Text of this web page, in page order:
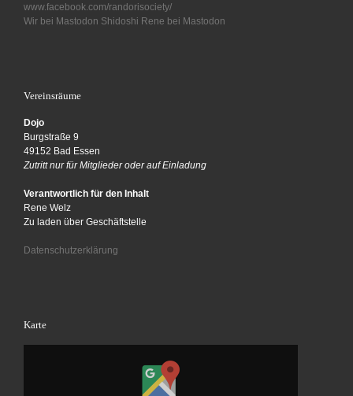
www.facebook.com/randorisociety/
Wir bei Mastodon Shidoshi Rene bei Mastodon
Vereinsräume
Dojo
Burgstraße 9
49152 Bad Essen
Zutritt nur für Mitglieder oder auf Einladung
Verantwortlich für den Inhalt
Rene Welz
Zu laden über Geschäftstelle
Datenschutzerklärung
Karte